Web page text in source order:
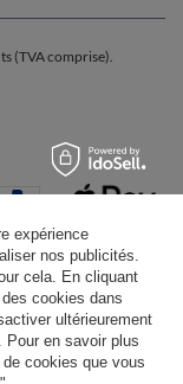
(TVA comprise).
expérience
nos publicités.
cela. En cliquant
cookies dans
ultérieurement
en savoir plus
cookies que vous